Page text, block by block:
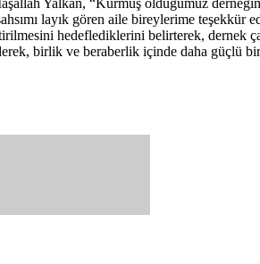
layık gören aile bireylerime
hedeflediklerini belirterek, dernek
birlik ve beraberlik içinde daha güçlü bir